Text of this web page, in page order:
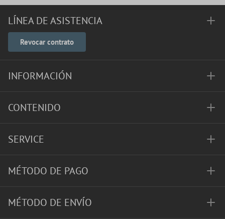
LÍNEA DE ASISTENCIA
Revocar contrato
INFORMACIÓN
CONTENIDO
SERVICE
MÉTODO DE PAGO
MÉTODO DE ENVÍO